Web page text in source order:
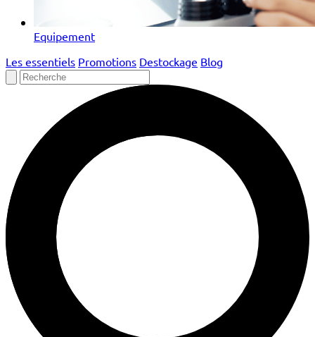
Equipement
Les essentiels Promotions Destockage Blog